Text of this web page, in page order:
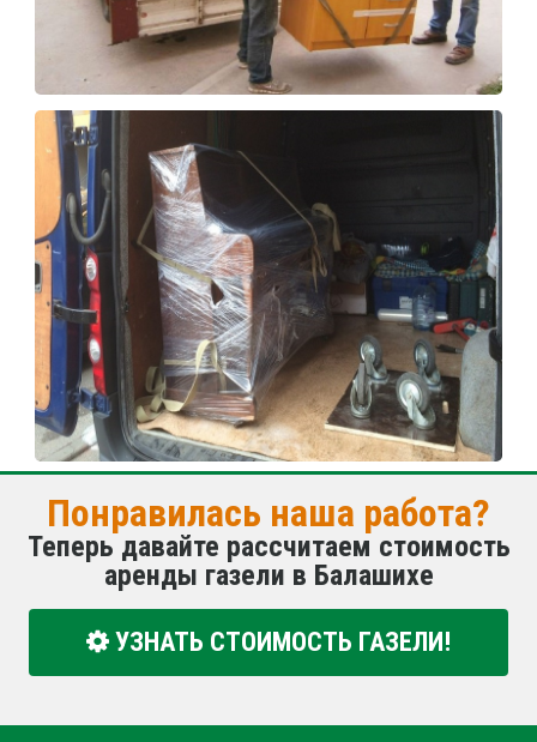
Понравилась наша работа?
Теперь давайте рассчитаем стоимость
аренды газели в Балашихе
УЗНАТЬ СТОИМОСТЬ ГАЗЕЛИ!